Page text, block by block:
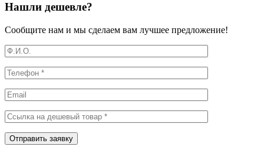
Нашли дешевле?
Сообщите нам и мы сделаем вам лучшее предложение!